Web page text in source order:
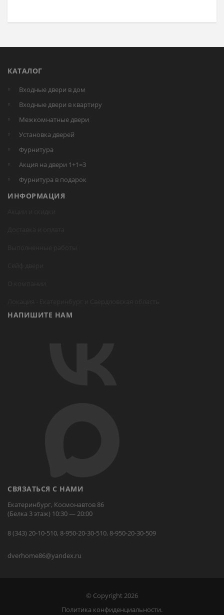
КАТАЛОГ
Входные двери в дом
Входные двери в квартиру
Межкомнатные двери
Установка дверей
Фурнитура
Акция на двери 1+1=3
Фурнитура в подарок
ИНФОРМАЦИЯ
НАПИШИТЕ НАМ
СВЯЗАТЬСЯ С НАМИ
Екатеринбург, Космонавтов 86
(Белка 3 этаж) 10:30 — 20:00
8 (343) 20-10-510, 8-950-20-30-510, 8-950-20-30-509
dverhome86@yandex.ru
© Copyright 2026
Политика конфиденциальности.